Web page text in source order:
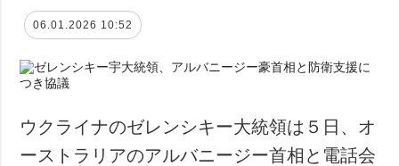
06.01.2026 10:52
ウクライナのゼレンシキー大統領は５日、オ
ーストラリアのアルバニージー首相と電話会